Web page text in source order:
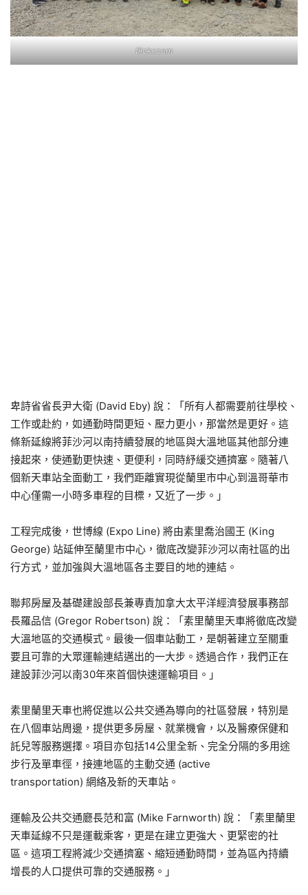
flickr.com
卑詩省省長尹大衛 (David Eby) 說：「所有人都需要前往學校、
工作或赴約，如通勤時間更短、壓力更小，那當然是更好。這
條新延線將菲沙河以南持續發展的地區與大溫地區其他部分連
接起來，使通勤更快速、更便利，同時紓緩交通擠塞。隨著八
個新天車站全面動工，我們距離實現從蘭里市中心到溫哥華市
中心僅需一小時多車程的目標，又近了一步。」
工程完成後，世博線 (Expo Line) 將由素里喬治國王 (King
George) 站延伸至蘭里市中心，徹底改變菲沙河以南社區的出
行方式，並加強與大溫地區各主要目的地的連結。
聯邦房屋及基礎建設部長兼專責加拿大太平洋經濟發展事務部
長羅品信 (Gregor Robertson) 說：「素里蘭里天車將徹底改變
大溫地區的交通模式。最後一個車站動工，是朝著建立至關重
要且可靠的大眾運輸連結邁出的一大步。透過合作，我們正在
建設菲沙河以南30年來首個快速運輸項目。」
素里蘭里天車也將促進以公共交通為導向的社區發展，特別是
在八個車站周邊，提供更多房屋、就業機會，以及醫療保健和
託兒等服務選擇。項目亦包括14公里全新、完全分隔的多用途
步行及單車徑，接連地區的主動交通 (active
transportation) 網絡及新的天車站。
運輸及公共交通廳長范和富 (Mike Farnworth) 說：「素里蘭里
天車延線不只是運載乘客，更是在建立更強大、更緊密的社
區。這項工程將減少交通擠塞、縮短通勤時間，並為區內持續
增長的人口提供可靠的交通服務。」